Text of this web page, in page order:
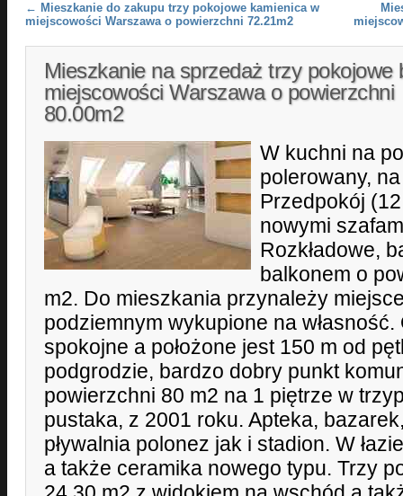
Post navigation
← Mieszkanie do zakupu trzy pokojowe kamienica w
miejscowości Warszawa o powierzchni 72.21m2
Mieszkanie na sprzedaż trzy pokojowe
miejscowości Warszawa o powierzchni
80.00m2
W kuchni na
polerowany,
Przedpokój
nowymi
Rozkładowe,
balkonem o
m2. Do mieszkania przynależy
podziemnym wykupione na
spokojne a położone jest 150 m od
podgrodzie, bardzo dobry punkt
powierzchni 80 m2 na 1 piętrze w
pustaka, z 2001 roku. Apteka,
pływalnia polonez jak i stadion. W
a także ceramika nowego typu. Trzy